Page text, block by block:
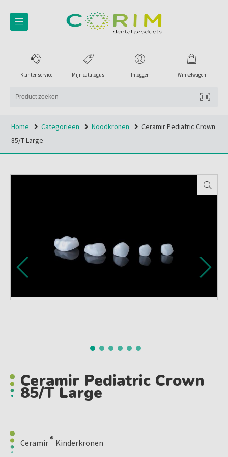
Winkelwagen
Inloggen
Mijn catalogus
Klantenservice
Home Categorieën Noodkronen
Ceramir Pediatric Crown
85/t Large
Ceramir Pediatric Crown
85/t Large
Ceramir® Kinderkronen